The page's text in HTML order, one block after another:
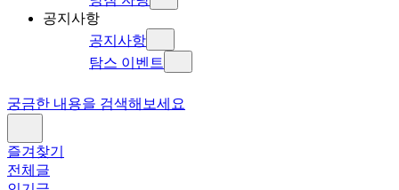
공지사항
공지사항
탐스 이벤트
궁금한 내용을 검색해보세요
즐겨찾기
전체글